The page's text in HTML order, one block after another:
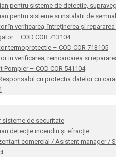
pentru sisteme de detectie,
pentru sisteme si instalatii de
în verificarea, întreţinerea şi
– COD COR 713104
termoprotectie – COD COR 713105
in verificarea, reincarcarea si
Pompier – COD COR 541104
cu protectia datelor cu
sisteme de securitate
detecție incendiu și efracție
comercial / Asistent manager /